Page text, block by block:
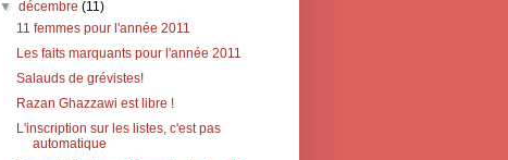
▼décembre(11)
11 femmes pour l'année 2011
Les faits marquants pour l'année 2011
Salauds de grévistes!
Razan Ghazzawi est libre !
L'inscription sur les listes, c'est pas
automatique